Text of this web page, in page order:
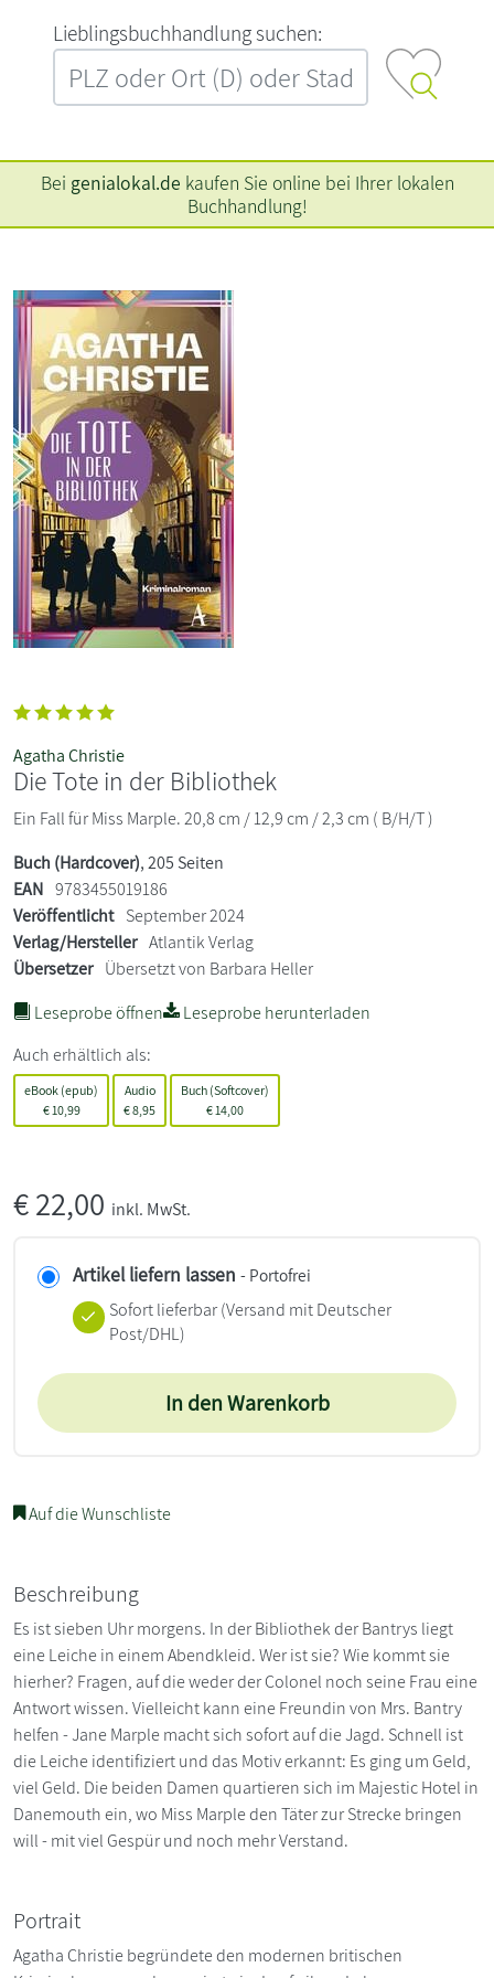
L‍i‍e‍b‍l‍i‍n‍g‍s‍b‍u‍c‍h‍h‍a‍n‍d‍l‍u‍n‍g‍ ‍s‍u‍c‍h‍e‍n‍:‍
Bei genialokal.de kaufen Sie online bei Ihrer lokalen
Buchhandlung!
Agatha Christie
Die Tote in der Bibliothek
Ein Fall für Miss Marple. 20,8 cm / 12,9 cm / 2,3 cm ( B/H/T )
Buch (Hardcover), 205 Seiten
EAN 9783455019186
Veröffentlicht September 2024
Verlag/Hersteller Atlantik Verlag
Übersetzer Übersetzt von Barbara Heller
Leseprobe öffnen
Leseprobe herunterladen
Auch erhältlich als:
eBook (epub)
€10,99
Audio
€8,95
Buch (Softcover)
€ 14,00
€22,00 inkl. MwSt.
Artikel liefern lassen - Portofrei
Sofort lieferbar(Versand mit Deutscher
Post/DHL)
In den Warenkorb
Auf die Wunschliste
Beschreibung
Es ist sieben Uhr morgens. In der Bibliothek der Bantrys liegt
eine Leiche in einem Abendkleid. Wer ist sie? Wie kommt sie
hierher? Fragen, auf die weder der Colonel noch seine Frau eine
Antwort wissen. Vielleicht kann eine Freundin von Mrs. Bantry
helfen - Jane Marple macht sich sofort auf die Jagd. Schnell ist
die Leiche identifiziert und das Motiv erkannt: Es ging um Geld,
viel Geld. Die beiden Damen quartieren sich im Majestic Hotel in
Danemouth ein, wo Miss Marple den Täter zur Strecke bringen
will - mit viel Gespür und noch mehr Verstand.
Portrait
Agatha Christie begründete den modernen britischen